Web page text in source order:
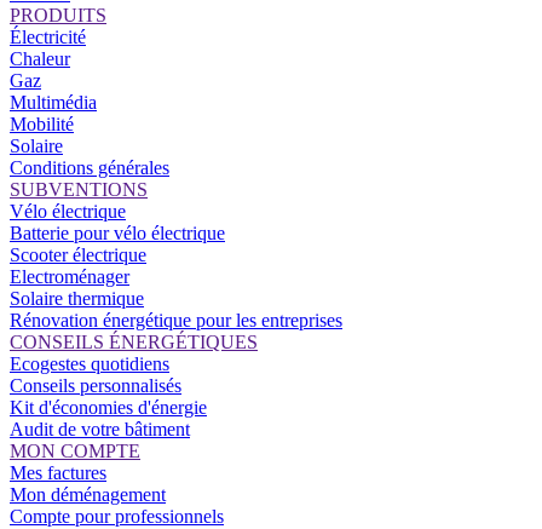
PRODUITS
Électricité
Chaleur
Gaz
Multimédia
Mobilité
Solaire
Conditions générales
SUBVENTIONS
Vélo électrique
Batterie pour vélo électrique
Scooter électrique
Electroménager
Solaire thermique
Rénovation énergétique pour les entreprises
CONSEILS ÉNERGÉTIQUES
Ecogestes quotidiens
Conseils personnalisés
Kit d'économies d'énergie
Audit de votre bâtiment
MON COMPTE
Mes factures
Mon déménagement
Compte pour professionnels